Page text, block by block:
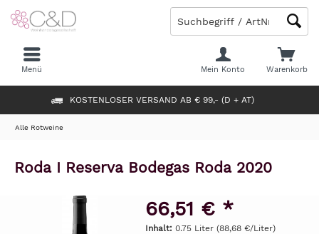
KOSTENLOSER VERSAND AB € 99,- (D + AT)
Warenkorb
Mein Konto
Menü
Alle Rotweine
Roda I Reserva Bodegas Roda 2020
66,51 € *
Inhalt: 0.75 Liter (88,68 €/Liter)